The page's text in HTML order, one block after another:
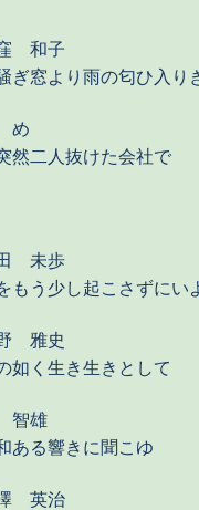
和子
ぎ窓より雨の匂ひ入り
め
然二人抜けた会社で
未歩
もう少し起こさずにい
雅史
如く生き生きとして
智雄
ある響きに聞こゆ
英治